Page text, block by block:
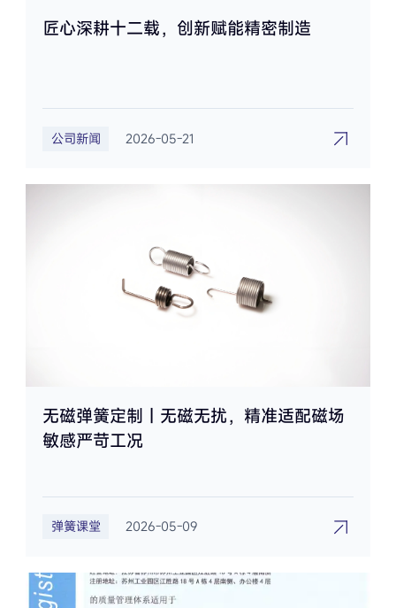
匠心深耕十二载，创新赋能精密制造
公司新闻 2026-05-21
无磁弹簧定制｜无磁无扰，精准适配磁场
敏感严苛工况
弹簧课堂 2026-05-09